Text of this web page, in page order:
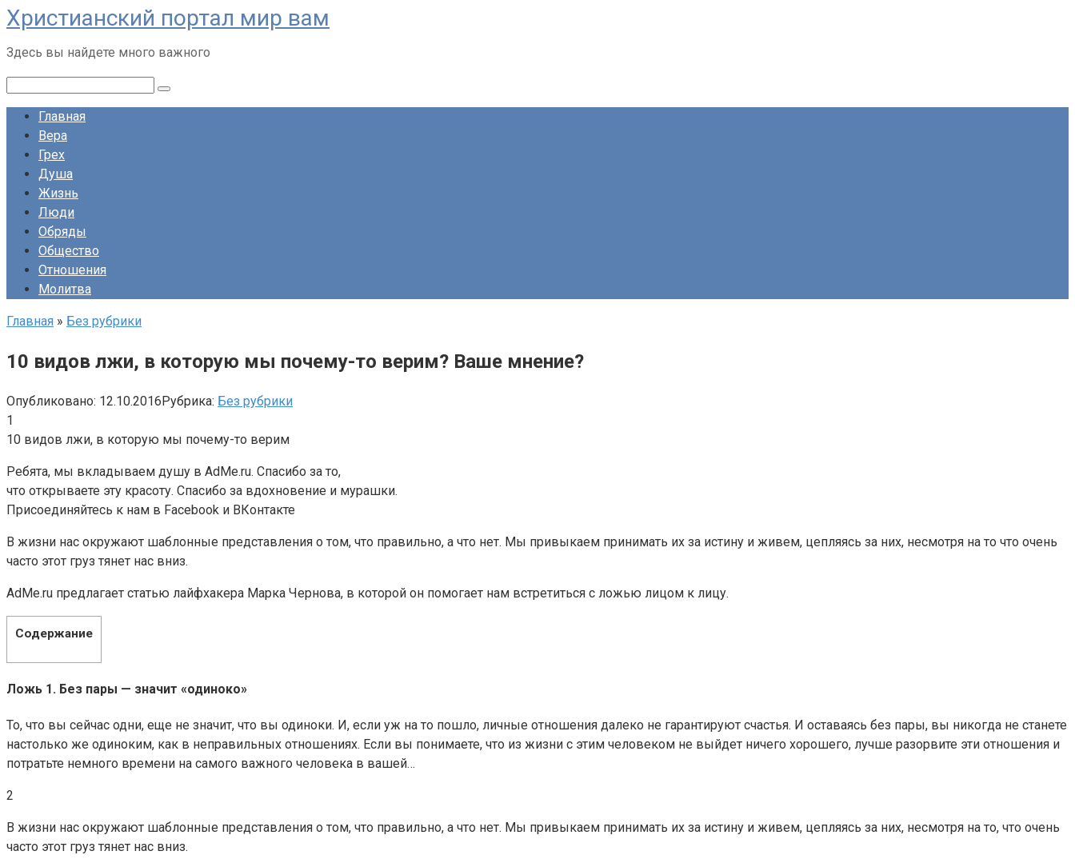
Перейти
к
контенту
Христианский портал мир вам
Здесь вы найдете много важного
Главная
Вера
Грех
Душа
Жизнь
Люди
Обряды
Общество
Отношения
Молитва
Главная » Без рубрики
10 видов лжи, в которую мы почему-то верим? Ваше мнение?
Опубликовано: 12.10.2016Рубрика: Без рубрики
1
10 видов лжи, в которую мы почему-то верим
Ребята, мы вкладываем душу в AdMe.ru. Cпасибо за то,
что открываете эту красоту. Спасибо за вдохновение и мурашки.
Присоединяйтесь к нам в Facebook и ВКонтакте
В жизни нас окружают шаблонные представления о том, что правильно, а что нет. Мы привыкаем принимать их за истину и живем, цепляясь за них, несмотря на то что очень
часто этот груз тянет нас вниз.
AdMe.ru предлагает статью лайфхакера Марка Чернова, в которой он помогает нам встретиться с ложью лицом к лицу.
Содержание
Ложь 1. Без пары — значит «одиноко»
То, что вы сейчас одни, еще не значит, что вы одиноки. И, если уж на то пошло, личные отношения далеко не гарантируют счастья. И оставаясь без пары, вы никогда не станете
настолько же одиноким, как в неправильных отношениях. Если вы понимаете, что из жизни с этим человеком не выйдет ничего хорошего, лучше разорвите эти отношения и
потратьте немного времени на самого важного человека в вашей…
2
В жизни нас окружают шаблонные представления о том, что правильно, а что нет. Мы привыкаем принимать их за истину и живем, цепляясь за них, несмотря на то, что очень
часто этот груз тянет нас вниз.